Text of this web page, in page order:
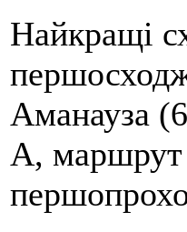
Найкращі
Аманауза
А,